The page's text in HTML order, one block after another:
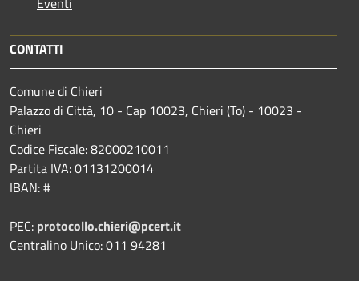
CONTATTI
Comune di Chieri
Palazzo di Città, 10 - Cap 10023, Chieri (To) - 10023 -
Chieri
Codice Fiscale: 82000210011
Partita IVA: 01131200014
IBAN: #
PEC: protocollo.chieri@pcert.it
Centralino Unico: 011 94281